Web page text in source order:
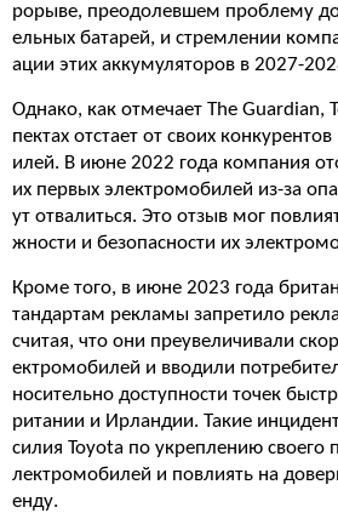
рорыве, преодолевшем проблему
ельных батарей, и стремлении
ации этих аккумуляторов в 2027-
Однако, как отмечает The Guardian,
пектах отстает от своих
илей. В июне 2022 года компания
их первых электромобилей из-за
ут отвалиться. Это отзыв мог
жности и безопасности их
Кроме того, в июне 2023 года
тандартам рекламы запретило
считая, что они преувеличивали
ектромобилей и вводили
носительно доступности точек
ритании и Ирландии. Такие
силия Toyota по укреплению своего
лектромобилей и повлиять на
енду.